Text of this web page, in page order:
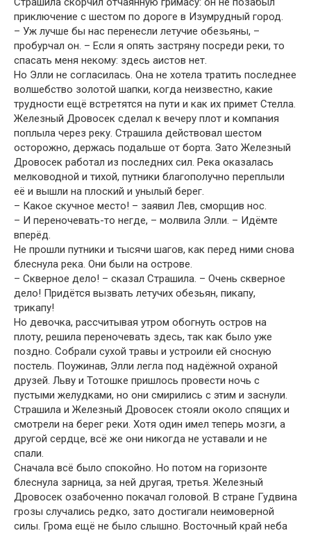
приключение с шестом по дороге в Изумрудный город.
– Уж лучше бы нас перенесли летучие обезьяны, –
пробурчал он. – Если я опять застряну посреди реки, то
спасать меня некому: здесь аистов нет.
Но Элли не согласилась. Она не хотела тратить последнее
волшебство золотой шапки, когда неизвестно, какие
трудности ещё встретятся на пути и как их примет Стелла.
Железный Дровосек сделал к вечеру плот и компания
поплыла через реку. Страшила действовал шестом
осторожно, держась подальше от борта. Зато Железный
Дровосек работал из последних сил. Река оказалась
мелководной и тихой, путники благополучно переплыли
её и вышли на плоский и унылый берег.
– Какое скучное место! – заявил Лев, сморщив нос.
– И переночевать-то негде, – молвила Элли. – Идёмте
вперёд.
Не прошли путники и тысячи шагов, как перед ними снова
блеснула река. Они были на острове.
– Скверное дело! – сказал Страшила. – Очень скверное
дело! Придётся вызвать летучих обезьян, пикапу,
трикапу!
Но девочка, рассчитывая утром обогнуть остров на
плоту, решила переночевать здесь, так как было уже
поздно. Собрали сухой травы и устроили ей сносную
постель. Поужинав, Элли легла под надёжной охраной
друзей. Льву и Тотошке пришлось провести ночь с
пустыми желудками, но они смирились с этим и заснули.
Страшила и Железный Дровосек стояли около спящих и
смотрели на берег реки. Хотя один имел теперь мозги, а
другой сердце, всё же они никогда не уставали и не
спали.
Сначала всё было спокойно. Но потом на горизонте
блеснула зарница, за ней другая, третья. Железный
Дровосек озабоченно покачал головой. В стране Гудвина
грозы случались редко, зато достигали неимоверной
силы. Грома ещё не было слышно. Восточный край неба